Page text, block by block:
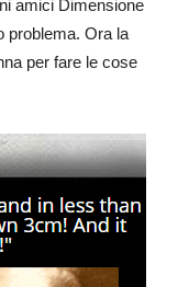
amici Dimensione
problema. Ora la
per fare le cose